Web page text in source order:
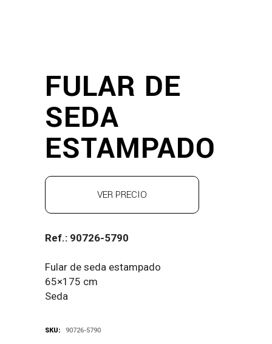
FULAR DE
SEDA
ESTAMPADO
VER PRECIO
Ref.: 90726-5790
Fular de seda estampado
65×175 cm
Seda
SKU: 90726-5790